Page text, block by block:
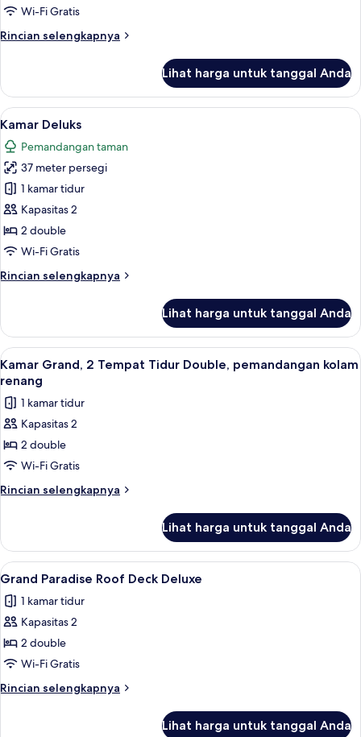
Wi-Fi Gratis
Rincian selengkapnya
Rincian
Courtyard
Superior
Room
Lihat harga untuk tanggal Anda
Lihat
semua
foto
untuk
Kamar
Deluks
Kamar Deluks | Minibar, brankas,
10
Kamar Deluks
Pemandangan taman
37 meter persegi
1 kamar tidur
Kapasitas 2
2 double
Wi-Fi Gratis
Rincian selengkapnya
Rincian
Kamar
Deluks
Lihat harga untuk tanggal Anda
Lihat
semua
foto
untuk
Kamar
Grand,
2
Tempat
pemandangan
kolam
renang
Kamar Grand, 2 Tempat Tidur
1
Kamar Grand, 2 Tempat Tidur Double, pemandangan kolam
renang
1 kamar tidur
Kapasitas 2
2 double
Wi-Fi Gratis
Rincian selengkapnya
Rincian
Kamar
Grand,
2
Tidur
Double,
kolam
renang
Lihat harga untuk tanggal Anda
Lihat
semua
foto
untuk
Grand
Paradise
Roof
Deck
Grand Paradise Roof Deck Deluxe |
2
Grand Paradise Roof Deck Deluxe
1 kamar tidur
Kapasitas 2
2 double
Wi-Fi Gratis
Rincian selengkapnya
Rincian
Lihat harga untuk tanggal Anda